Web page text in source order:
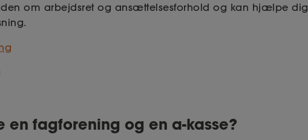
om arbejdsret og ansættelsesforhold og kan hjælpe dig
en fagforening og en a-kasse?